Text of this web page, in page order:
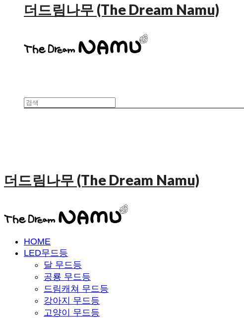
더드림나무 (The Dream Namu)
더드림나무 (The Dream Namu)
HOME
LED무드등
달 무드등
공룡 무드등
드림캐쳐 무드등
강아지 무드등
고양이 무드등